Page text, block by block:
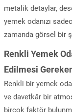
metalik detaylar,
yemek odanızı
zamanda görsel bir
Renkli Yemek
Edilmesi
Renkli bir yemek
ve davetkâr bir
birçok faktör